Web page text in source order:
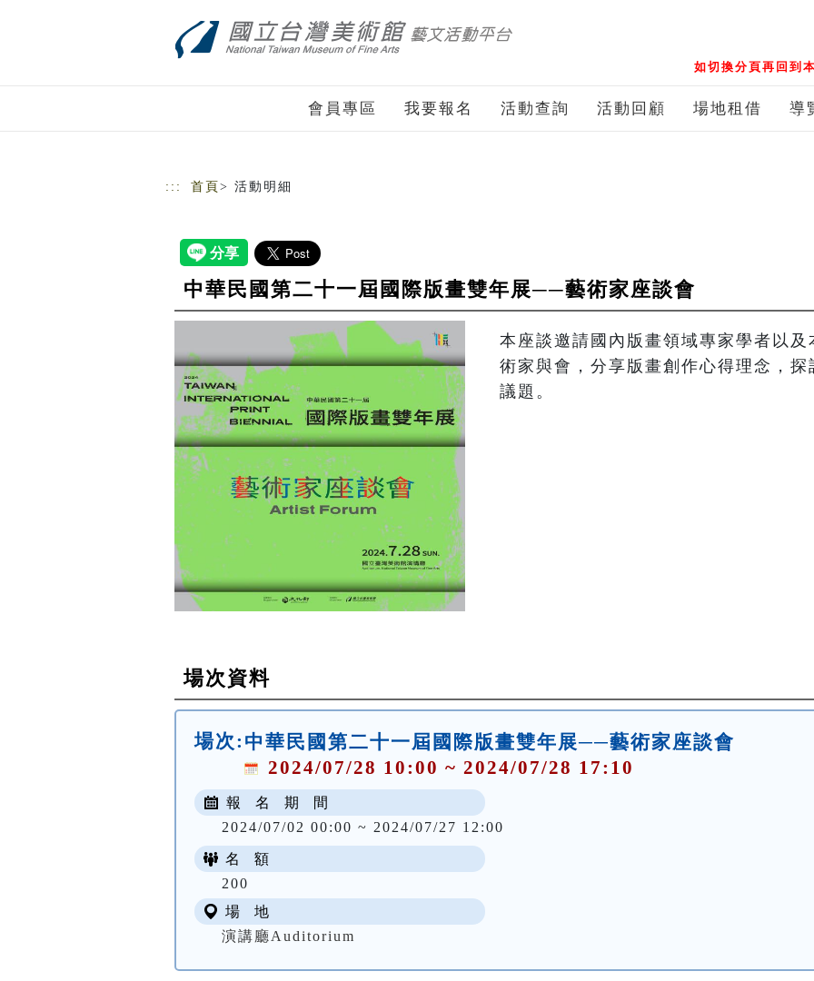
如切換分頁再回到
會員專區 我要報名 活動查詢 活動回顧 場地租借 導
::: 首頁 > 活動明細
中華民國第二十一屆國際版畫雙年展──藝術家座談會
本座談邀請國內版畫領域專家學者以
術家與會，分享版畫創作心得理念，
議題。
場次資料
場次: 中華民國第二十一屆國際版畫雙年展──藝術家座談會
2024/07/28 10:00 ~ 2024/07/28 17:10
報 名 期 間
2024/07/02 00:00 ~ 2024/07/27 12:00
名 額
200
場 地
演講廳Auditorium